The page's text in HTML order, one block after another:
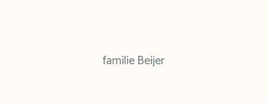
familie Beijer